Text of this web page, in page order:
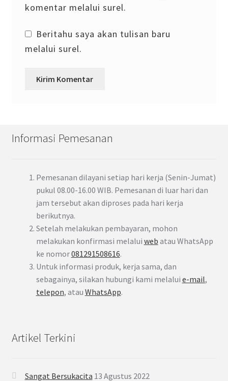
komentar melalui surel.
Beritahu saya akan tulisan baru
melalui surel.
Informasi Pemesanan
Pemesanan dilayani setiap hari kerja (Senin-Jumat)
pukul 08.00-16.00 WIB. Pemesanan di luar hari dan
jam tersebut akan diproses pada hari kerja
berikutnya.
Setelah melakukan pembayaran, mohon
melakukan konfirmasi melalui web atau WhatsApp
ke nomor081291508616.
Untuk informasi produk, kerja sama, dan
sebagainya, silakan hubungi kami melalui e-mail,
telepon, atau WhatsApp.
Artikel Terkini
Sangat Bersukacita 13 Agustus 2022